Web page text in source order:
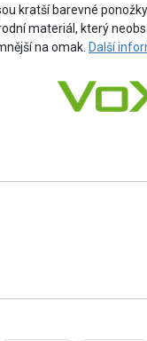
kratší barevné
materiál, který
na omak. Další